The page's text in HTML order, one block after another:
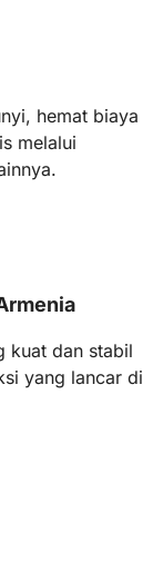
hemat biaya
melalui
kuat dan stabil
yang lancar di